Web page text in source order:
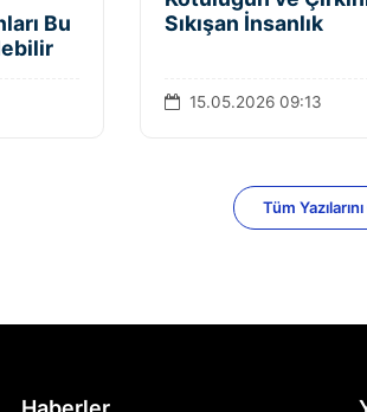
Bu
Sıkışan İnsanlık
15.05.2026 09:13
Tüm